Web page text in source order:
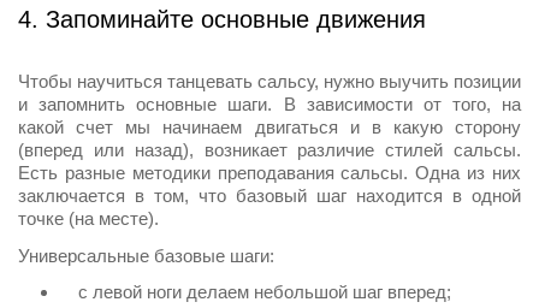
4. Запоминайте основные движения
Чтобы научиться танцевать сальсу, нужно выучить позиции
и запомнить основные шаги. В зависимости от того, на
какой счет мы начинаем двигаться и в какую сторону
(вперед или назад), возникает различие стилей сальсы.
Есть разные методики преподавания сальсы. Одна из них
заключается в том, что базовый шаг находится в одной
точке (на месте).
Универсальные базовые шаги:
с левой ноги делаем небольшой шаг вперед;